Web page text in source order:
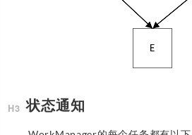
状态通知